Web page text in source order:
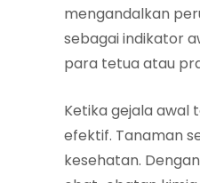
mengandalkan
sebagai indikator
para tetua atau
Ketika gejala
efektif. Tanaman
kesehatan.